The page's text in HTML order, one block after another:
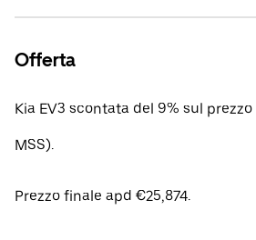
Offerta
Kia EV3 scontata del 9% sul
MSS).
Prezzo finale apd €25,874.